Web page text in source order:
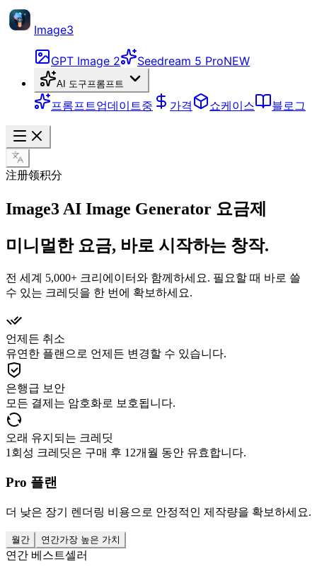
Image3
GPT Image 2 Seedream 5 ProNEW
AI 도구프롬프트
프롬프트업데이트중 가격 쇼케이스 블로그
注册领积分
Image3 AI Image Generator 요금제
미니멀한 요금, 바로 시작하는 창작.
전 세계 5,000+ 크리에이터와 함께하세요. 필요할 때 바로 쓸
수 있는 크레딧을 한 번에 확보하세요.
언제든 취소
유연한 플랜으로 언제든 변경할 수 있습니다.
은행급 보안
모든 결제는 암호화로 보호됩니다.
오래 유지되는 크레딧
1회성 크레딧은 구매 후 12개월 동안 유효합니다.
Pro 플랜
더 낮은 장기 렌더링 비용으로 안정적인 제작량을 확보하세요.
월간 연간가장 높은 가치
연간 베스트셀러